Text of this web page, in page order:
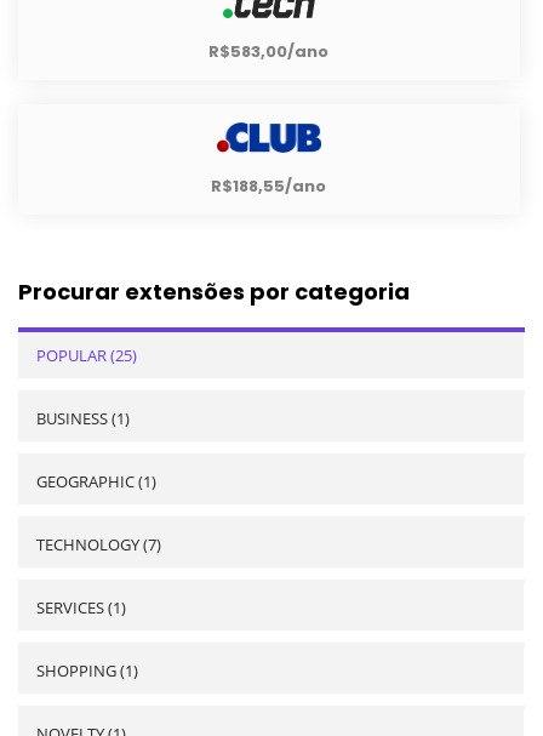
R$583,00/ano
R$188,55/ano
Procurar extensões por categoria
POPULAR (25)
BUSINESS (1)
GEOGRAPHIC (1)
TECHNOLOGY (7)
SERVICES (1)
SHOPPING (1)